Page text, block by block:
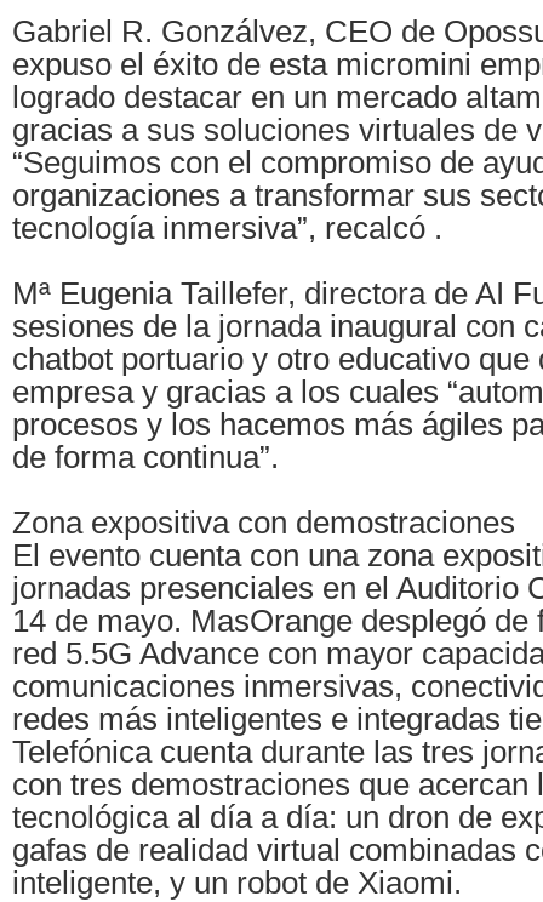
Gabriel R. Gonzálvez, CEO de
expuso el éxito de esta micromini
logrado destacar en un mercado
gracias a sus soluciones virtuales de
“Seguimos con el compromiso de
organizaciones a transformar sus
tecnología inmersiva”, recalcó .
Mª Eugenia Taillefer, directora de AI
sesiones de la jornada inaugural con
chatbot portuario y otro educativo que
empresa y gracias a los cuales
procesos y los hacemos más ágiles
de forma continua”.
Zona expositiva con demostraciones
El evento cuenta con una zona
jornadas presenciales en el Auditorio
14 de mayo. MasOrange desplegó de
red 5.5G Advance con mayor
comunicaciones inmersivas,
redes más inteligentes e integradas
Telefónica cuenta durante las tres
con tres demostraciones que acercan
tecnológica al día a día: un dron de
gafas de realidad virtual combinadas
inteligente, y un robot de Xiaomi.